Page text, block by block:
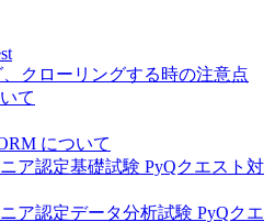
クローリングする時の注意点
て
について
ア認定基礎試験 PyQクエスト対
ア認定データ分析試験 PyQクエ